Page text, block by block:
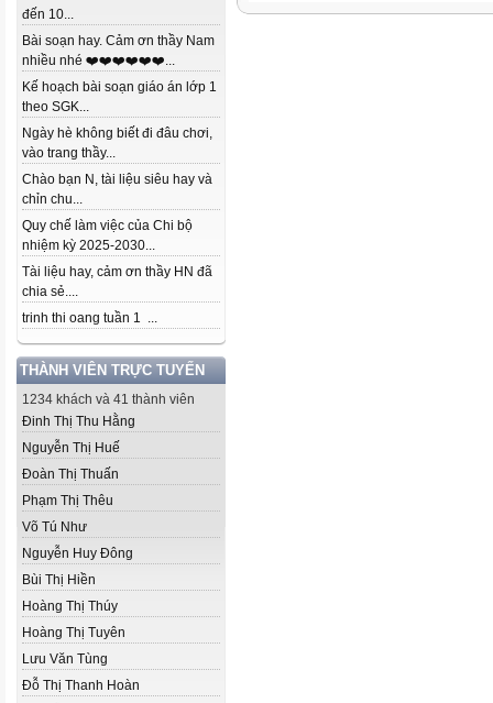
đến 10...
Bài soạn hay. Cảm ơn thầy Nam
nhiều nhé ❤️❤️❤️❤️❤️❤️...
Kế hoạch bài soạn giáo án lớp 1
theo SGK...
Ngày hè không biết đi đâu chơi,
vào trang thầy...
Chào bạn N, tài liệu siêu hay và
chỉn chu...
Quy chế làm việc của Chi bộ
nhiệm kỳ 2025-2030...
Tài liệu hay, cảm ơn thầy HN đã
chia sẻ....
trinh thi oang tuần 1 ...
THÀNH VIÊN TRỰC TUYẾN
1234 khách và 41 thành viên
Đinh Thị Thu Hằng
Nguyễn Thị Huế
Đoàn Thị Thuấn
Phạm Thị Thêu
Võ Tú Như
Nguyễn Huy Đông
Bùi Thị Hiền
Hoàng Thị Thúy
Hoàng Thị Tuyên
Lưu Văn Tùng
Đỗ Thị Thanh Hoàn